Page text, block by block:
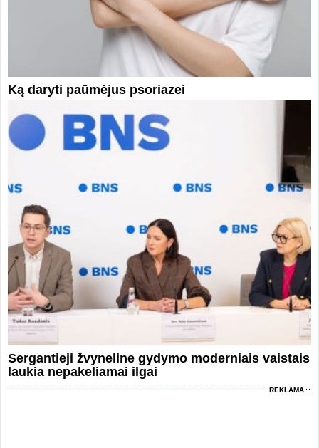
Ką daryti paūmėjus psoriazei
Sergantieji žvyneline gydymo moderniais vaistais
laukia nepakeliamai ilgai
REKLAMA